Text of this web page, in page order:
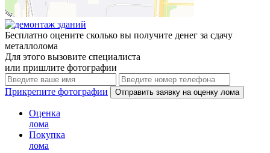
Бесплатно оцените сколько вы получите денег за сдачу
металлолома
Для этого вызовите специалиста
или пришлите фотографии
Прикрепите фотографии
Оценка
лома
Покупка
лома